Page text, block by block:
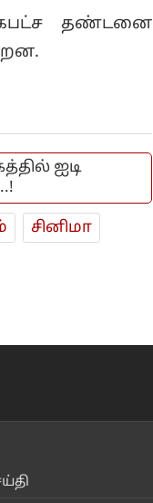
தண்டனை
ஐடி
சினிமா